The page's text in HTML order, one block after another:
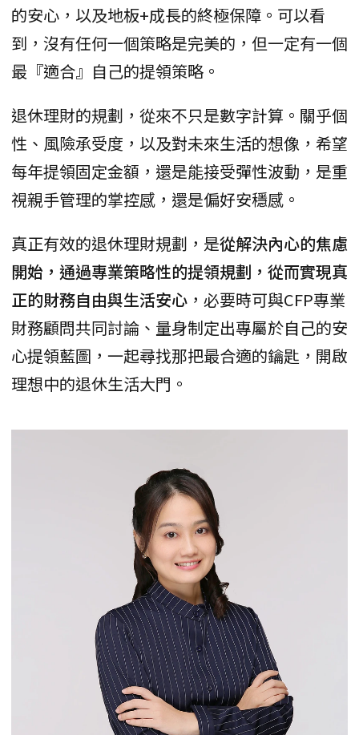
的安心，以及地板+成長的終極保障。可以看
到，沒有任何一個策略是完美的，但一定有一個
最『適合』自己的提領策略。
退休理財的規劃，從來不只是數字計算。關乎個
性、風險承受度，以及對未來生活的想像，希望
每年提領固定金額，還是能接受彈性波動，是重
視親手管理的掌控感，還是偏好安穩感。
真正有效的退休理財規劃，是從解決內心的焦慮
開始，通過專業策略性的提領規劃，從而實現真
正的財務自由與生活安心 ，必要時可與CFP專業
財務顧問共同討論、量身制定出專屬於自己的安
心提領藍圖，一起尋找那把最合適的鑰匙，開啟
理想中的退休生活大門。